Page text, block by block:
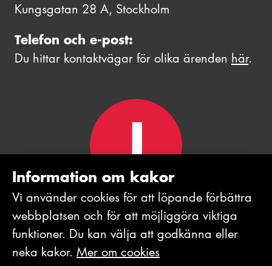
Kungsgatan 28 A, Stockholm
Telefon och e-post:
Du hittar kontaktvägar för olika ärenden här.
Information om kakor
Vi använder cookies för att löpande förbättra
webb­platsen och för att möjlig­göra viktiga
funktioner. Du kan välja att godkänna eller
neka kakor. Mer om cookies